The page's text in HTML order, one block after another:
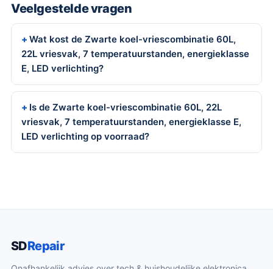
Veelgestelde vragen
Wat kost de Zwarte koel-vriescombinatie 60L,
22L vriesvak, 7 temperatuurstanden, energieklasse
E, LED verlichting?
Is de Zwarte koel-vriescombinatie 60L, 22L
vriesvak, 7 temperatuurstanden, energieklasse E,
LED verlichting op voorraad?
SDRepair